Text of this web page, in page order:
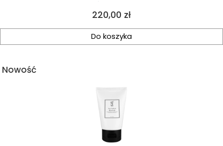
Cena
220,00 zł
Do koszyka
Nowość